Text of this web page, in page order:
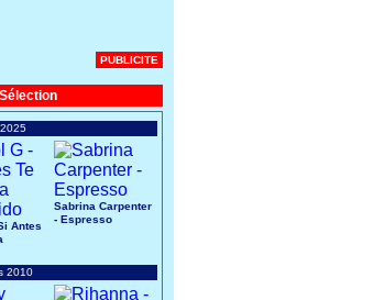
PUBLICITE
Antes
Sabrina Carpenter
- Espresso
2010